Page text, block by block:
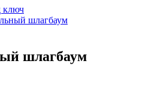
ключ
шлагбаум
шлагбаум